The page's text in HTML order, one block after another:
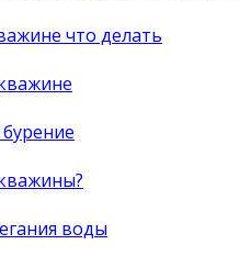
что делать
воды